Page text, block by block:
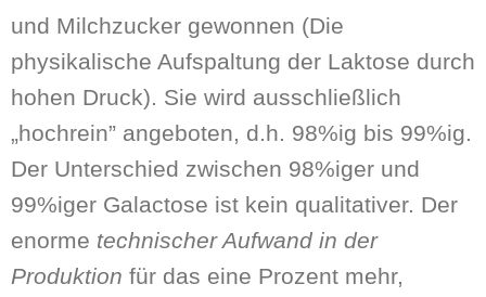
und Milchzucker gewonnen (Die
physikalische Aufspaltung der Laktose durch
hohen Druck). Sie wird ausschließlich
„hochrein” angeboten, d.h. 98%ig bis 99%ig.
Der Unterschied zwischen 98%iger und
99%iger Galactose ist kein qualitativer. Der
enorme technischer Aufwand in der
Produktion für das eine Prozent mehr,